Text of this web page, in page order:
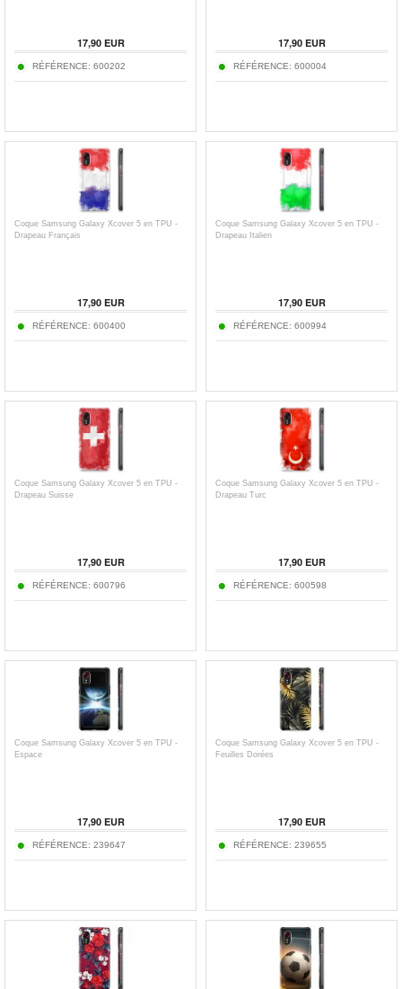
17,90EUR
RÉFÉRENCE: 600202
17,90EUR
RÉFÉRENCE: 600004
Coque Samsung Galaxy Xcover 5 en TPU -
Drapeau Français
17,90EUR
RÉFÉRENCE: 600400
Coque Samsung Galaxy Xcover 5 en TPU -
Drapeau Italien
17,90EUR
RÉFÉRENCE: 600994
Coque Samsung Galaxy Xcover 5 en TPU -
Drapeau Suisse
17,90EUR
RÉFÉRENCE: 600796
Coque Samsung Galaxy Xcover 5 en TPU -
Drapeau Turc
17,90EUR
RÉFÉRENCE: 600598
Coque Samsung Galaxy Xcover 5 en TPU -
Espace
17,90EUR
RÉFÉRENCE: 239647
Coque Samsung Galaxy Xcover 5 en TPU -
Feuilles Dorées
17,90EUR
RÉFÉRENCE: 239655